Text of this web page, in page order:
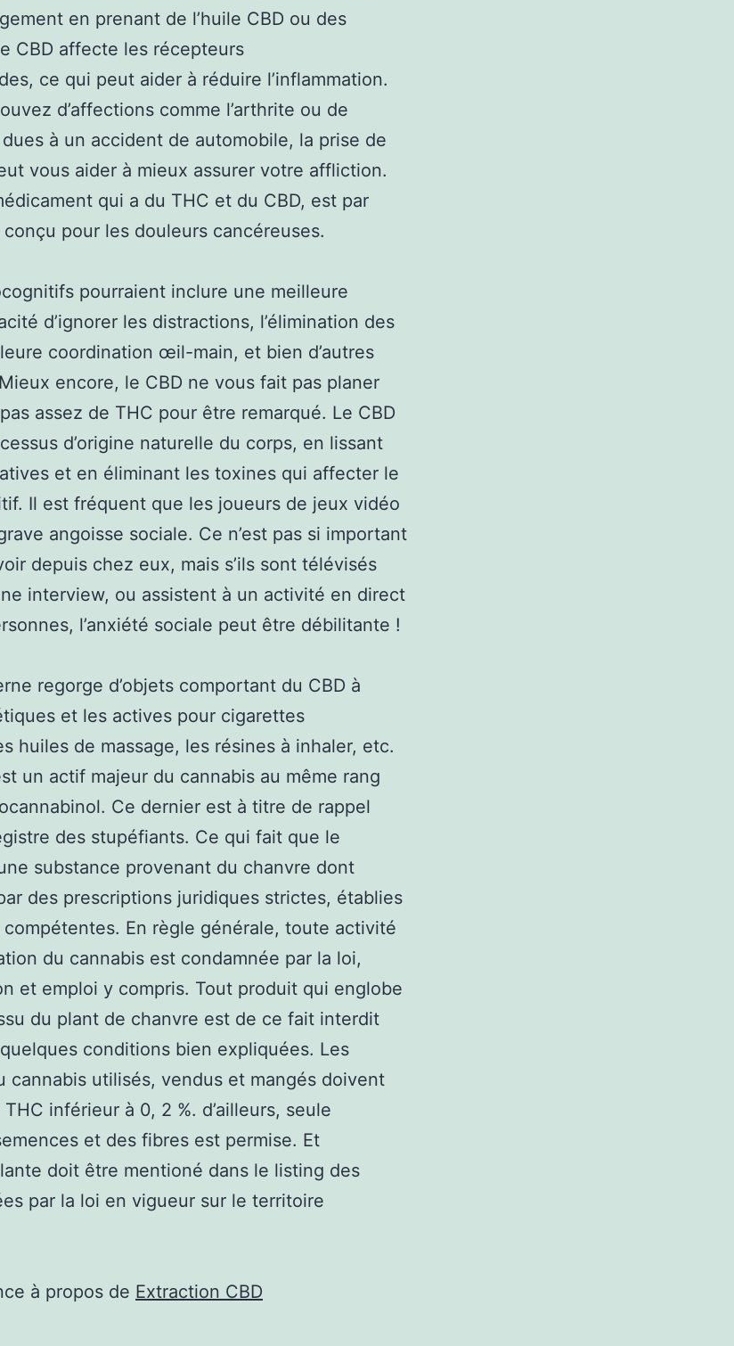
en prenant de l’huile CBD ou des
CBD affecte les récepteurs
ce qui peut aider à réduire l’inflammation.
d’affections comme l’arthrite ou de
à un accident de automobile, la prise de
vous aider à mieux assurer votre affliction.
qui a du THC et du CBD, est par
pour les douleurs cancéreuses.
pourraient inclure une meilleure
d’ignorer les distractions, l’élimination des
coordination œil-main, et bien d’autres
encore, le CBD ne vous fait pas planer
pas assez de THC pour être remarqué. Le CBD
d’origine naturelle du corps, en lissant
et en éliminant les toxines qui affecter le
Il est fréquent que les joueurs de jeux vidéo
angoisse sociale. Ce n’est pas si important
depuis chez eux, mais s’ils sont télévisés
interview, ou assistent à un activité en direct
l’anxiété sociale peut être débilitante !
regorge d’objets comportant du CBD à
et les actives pour cigarettes
huiles de massage, les résines à inhaler, etc.
un actif majeur du cannabis au même rang
Ce dernier est à titre de rappel
des stupéfiants. Ce qui fait que le
substance provenant du chanvre dont
des prescriptions juridiques strictes, établies
En règle générale, toute activité
du cannabis est condamnée par la loi,
et emploi y compris. Tout produit qui englobe
du plant de chanvre est de ce fait interdit
conditions bien expliquées. Les
cannabis utilisés, vendus et mangés doivent
inférieur à 0, 2 %. d’ailleurs, seule
et des fibres est permise. Et
doit être mentioné dans le listing des
par la loi en vigueur sur le territoire
à propos de Extraction CBD